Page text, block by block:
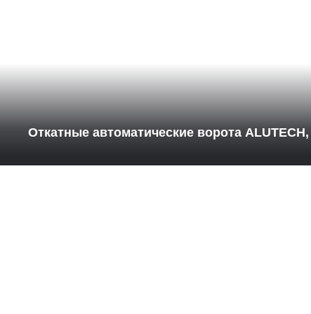
Откатные автоматические ворота